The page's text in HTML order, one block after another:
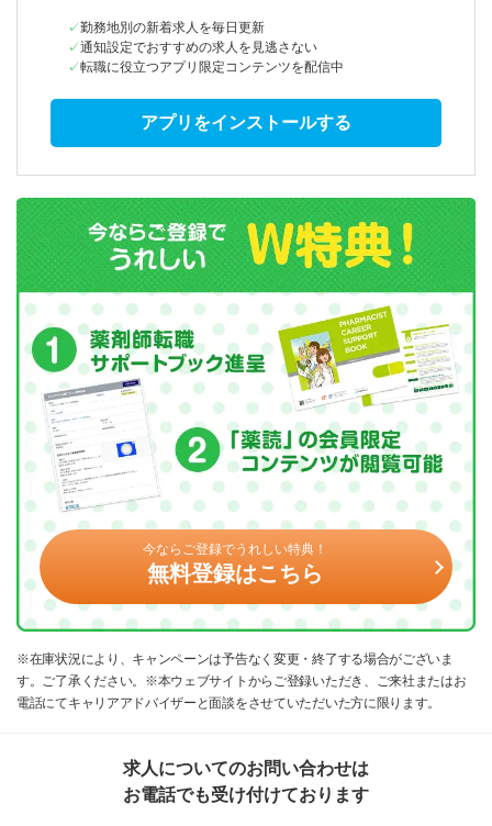
勤務地別の新着求人を毎日更新
通知設定でおすすめの求人を見逃さない
転職に役立つアプリ限定コンテンツを配信中
アプリをインストールする
今ならご登録でうれしい特典！
無料登録はこちら
※在庫状況により、キャンペーンは予告なく変更・終了する場合がございま
す。ご了承ください。※本ウェブサイトからご登録いただき、ご来社またはお
電話にてキャリアアドバイザーと面談をさせていただいた方に限ります。
求人についてのお問い合わせは
お電話でも受け付けております